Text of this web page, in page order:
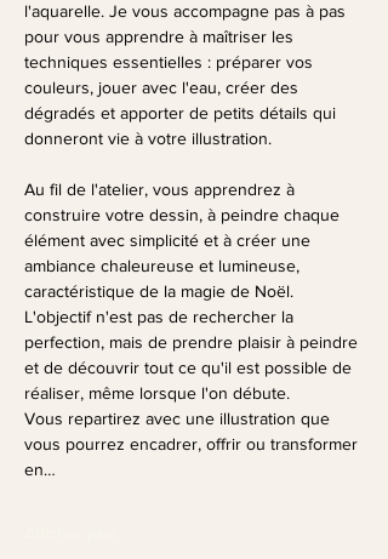
l'aquarelle. Je vous accompagne pas à pas
pour vous apprendre à maîtriser les
techniques essentielles : préparer vos
couleurs, jouer avec l'eau, créer des
dégradés et apporter de petits détails qui
donneront vie à votre illustration.
Au fil de l'atelier, vous apprendrez à
construire votre dessin, à peindre chaque
élément avec simplicité et à créer une
ambiance chaleureuse et lumineuse,
caractéristique de la magie de Noël.
L'objectif n'est pas de rechercher la
perfection, mais de prendre plaisir à peindre
et de découvrir tout ce qu'il est possible de
réaliser, même lorsque l'on débute.
Vous repartirez avec une illustration que
vous pourrez encadrer, offrir ou transformer
en…